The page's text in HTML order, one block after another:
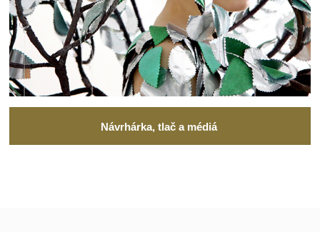
Návrhárka, tlač a médiá